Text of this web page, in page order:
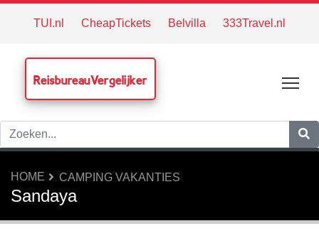
TUI.nl CheapTickets Belvilla 333Travel.nl
ReisbureauVergelijker
HOME CAMPING VAKANTIES
Sandaya